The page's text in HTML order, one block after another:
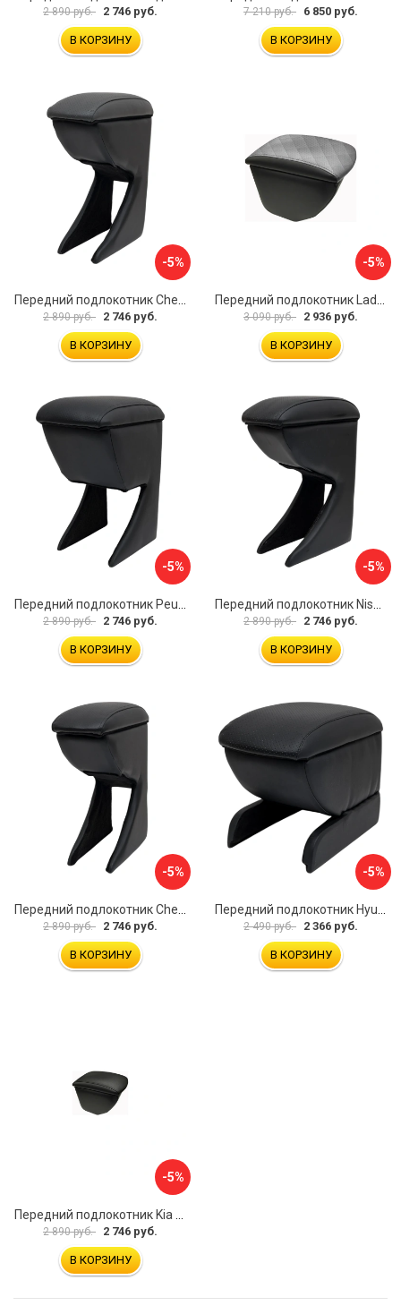
2 890 руб. 2 746 руб.
В КОРЗИНУ
7 210 руб. 6 850 руб.
В КОРЗИНУ
-5%
2 890 руб. 2 746 руб.
В КОРЗИНУ
-5%
3 090 руб. 2 936 руб.
В КОРЗИНУ
-5%
Передний подлокотник Peugeot 107 2006-2011 AVTOLIDER1 PP-Peugeot-107-01
2 890 руб. 2 746 руб.
В КОРЗИНУ
-5%
Передний подлокотник Nissan Almera 2013- AVTOLIDER1 PP-Nissan-Almera-13-01
2 890 руб. 2 746 руб.
В КОРЗИНУ
-5%
2 890 руб. 2 746 руб.
В КОРЗИНУ
-5%
2 490 руб. 2 366 руб.
В КОРЗИНУ
-5%
2 890 руб. 2 746 руб.
В КОРЗИНУ